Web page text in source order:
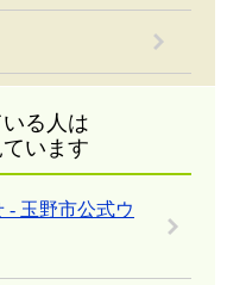
る人は
います
- 玉野市公式ウ